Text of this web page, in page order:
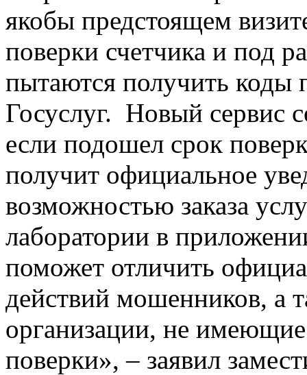
якобы предстоящем
поверки счетчика и под
пытаются получить коды
Госуслуг. Новый сервис
если подошел срок
получит официальное
возможностью заказа
лаборатории в
поможет отличить
действий мошенников, а
организации, не
поверки», – заявил